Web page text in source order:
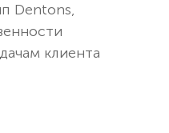
Dentons,
клиента